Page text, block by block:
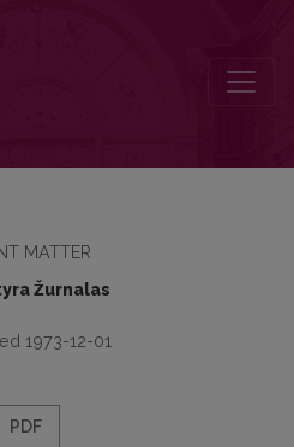
MATTER
Žurnalas
1973-12-01
PDF